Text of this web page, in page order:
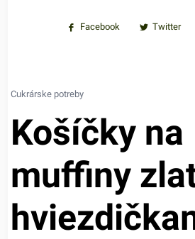
Facebook Twitter
Cukrárske potreby
Košíčky na
muffiny